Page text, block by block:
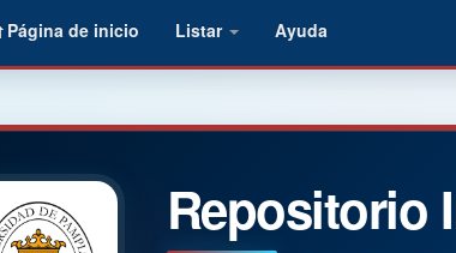
Página de inicio Listar Ayuda
Repositorio